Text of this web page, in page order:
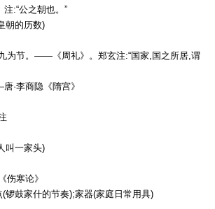
:“公之朝也。”
朝的历数)
为节。——《周礼》。郑玄注:“国家,国之所居,谓
·李商隐《隋宫》
叫一家头)
寒论》
锣鼓家什的节奏);家器(家庭日常用具)